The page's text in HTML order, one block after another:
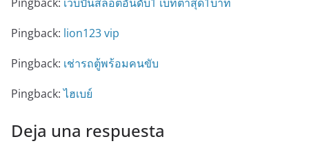
Pingback: lion123 vip
Pingback: เช่ารถตู้พร้อมคนขับ
Pingback:ไฮเบย์
Deja una respuesta